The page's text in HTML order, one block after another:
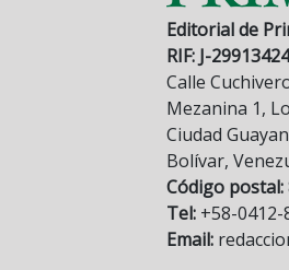
Editorial de
RIF: J-
Calle
Mezanina 1,
Ciudad
Bolívar,
Código postal:
Tel: +58-0412-
Email: